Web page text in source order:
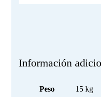
Información
Peso 15 kg